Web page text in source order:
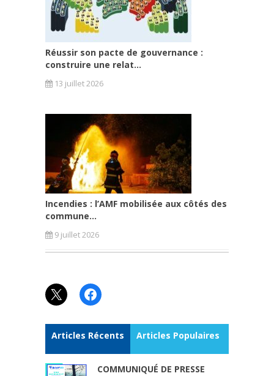
Réussir son pacte de gouvernance :
construire une relat...
13 juillet 2026
Incendies : l’AMF mobilisée aux côtés des
commune...
9 juillet 2026
X Facebook
Articles Récents Articles Populaires
COMMUNIQUÉ DE PRESSE